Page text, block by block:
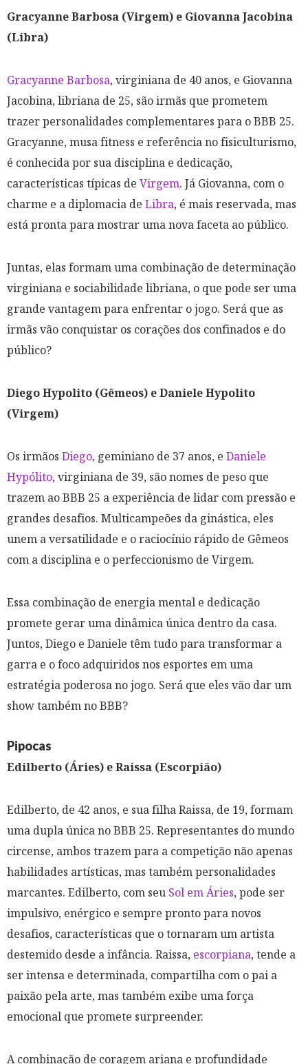
Gracyanne Barbosa (Virgem) e Giovanna Jacobina
(Libra)
Gracyanne Barbosa, virginiana de 40 anos, e Giovanna
Jacobina, libriana de 25, são irmãs que prometem
trazer personalidades complementares para o BBB 25.
Gracyanne, musa fitness e referência no fisiculturismo,
é conhecida por sua disciplina e dedicação,
características típicas de Virgem. Já Giovanna, com o
charme e a diplomacia de Libra, é mais reservada, mas
está pronta para mostrar uma nova faceta ao público.
Juntas, elas formam uma combinação de determinação
virginiana e sociabilidade libriana, o que pode ser uma
grande vantagem para enfrentar o jogo. Será que as
irmãs vão conquistar os corações dos confinados e do
público?
Diego Hypolito (Gêmeos) e Daniele Hypolito
(Virgem)
Os irmãos Diego, geminiano de 37 anos, e Daniele
Hypólito, virginiana de 39, são nomes de peso que
trazem ao BBB 25 a experiência de lidar com pressão e
grandes desafios. Multicampeões da ginástica, eles
unem a versatilidade e o raciocínio rápido de Gêmeos
com a disciplina e o perfeccionismo de Virgem.
Essa combinação de energia mental e dedicação
promete gerar uma dinâmica única dentro da casa.
Juntos, Diego e Daniele têm tudo para transformar a
garra e o foco adquiridos nos esportes em uma
estratégia poderosa no jogo. Será que eles vão dar um
show também no BBB?
Pipocas
Edilberto (Áries) e Raissa (Escorpião)
Edilberto, de 42 anos, e sua filha Raissa, de 19, formam
uma dupla única no BBB 25. Representantes do mundo
circense, ambos trazem para a competição não apenas
habilidades artísticas, mas também personalidades
marcantes. Edilberto, com seu Sol em Áries, pode ser
impulsivo, enérgico e sempre pronto para novos
desafios, características que o tornaram um artista
destemido desde a infância. Raissa, escorpiana, tende a
ser intensa e determinada, compartilha com o pai a
paixão pela arte, mas também exibe uma força
emocional que promete surpreender.
A combinação de coragem ariana e profundidade